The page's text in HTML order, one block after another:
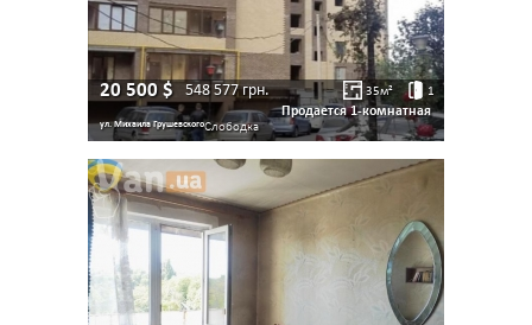
20 500 $ 548 577грн. 35м² 1
Продается 1-комнатная
ул. Михаила ГрушевскогоСлободка